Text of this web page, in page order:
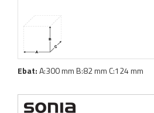
Ebat:A:300 mm B:82 mm C:124 mm